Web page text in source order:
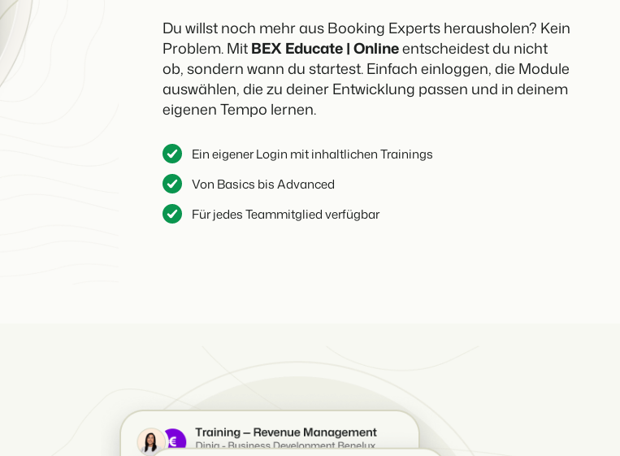
Du willst noch mehr aus Booking Experts herausholen? Kein
Problem. MitBEX Educate | Onlineentscheidest du nicht
ob, sondern wann du startest. Einfach einloggen, die Module
auswählen, die zu deiner Entwicklung passen und in deinem
eigenen Tempo lernen.
Ein eigener Login mit inhaltlichen Trainings
Von Basics bis Advanced
Für jedes Teammitglied verfügbar